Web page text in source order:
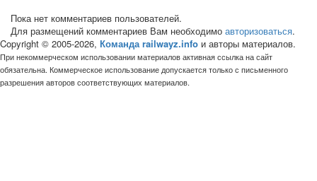
Пока нет комментариев пользователей.
Для размещений комментариев Вам необходимо авторизоваться.
Copyright © 2005-2026, Команда railwayz.info и авторы материалов.
При некоммерческом использовании материалов активная ссылка на сайт
обязательна. Коммерческое использование допускается только с письменного
разрешения авторов соответствующих материалов.